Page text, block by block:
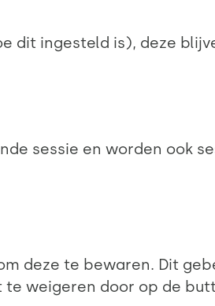
dit ingesteld is), deze
sessie en worden ook
deze te bewaren. Dit
weigeren door op de